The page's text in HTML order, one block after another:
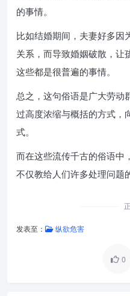
的事情。
比如结婚期间，夫妻好多因
关系，而导致婚姻破散，让
这些都是很普遍的事情。
总之，这句俗语是广大劳动
过高度浓缩与概括的方式，
式。
而在这些流传千古的俗语中
不仅教给人们许多处理问题
发表至： 纵欲危害
0